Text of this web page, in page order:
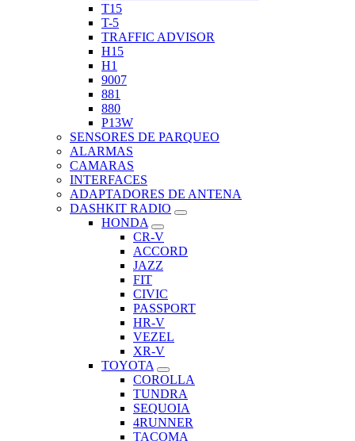
T15
T-5
TRAFFIC ADVISOR
H15
H1
9007
881
880
P13W
SENSORES DE PARQUEO
ALARMAS
CAMARAS
INTERFACES
ADAPTADORES DE ANTENA
DASHKIT RADIO
HONDA
CR-V
ACCORD
JAZZ
FIT
CIVIC
PASSPORT
HR-V
VEZEL
XR-V
TOYOTA
COROLLA
TUNDRA
SEQUOIA
4RUNNER
TACOMA